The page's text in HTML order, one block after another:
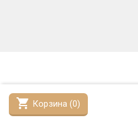
shopping_cart Корзина (0)